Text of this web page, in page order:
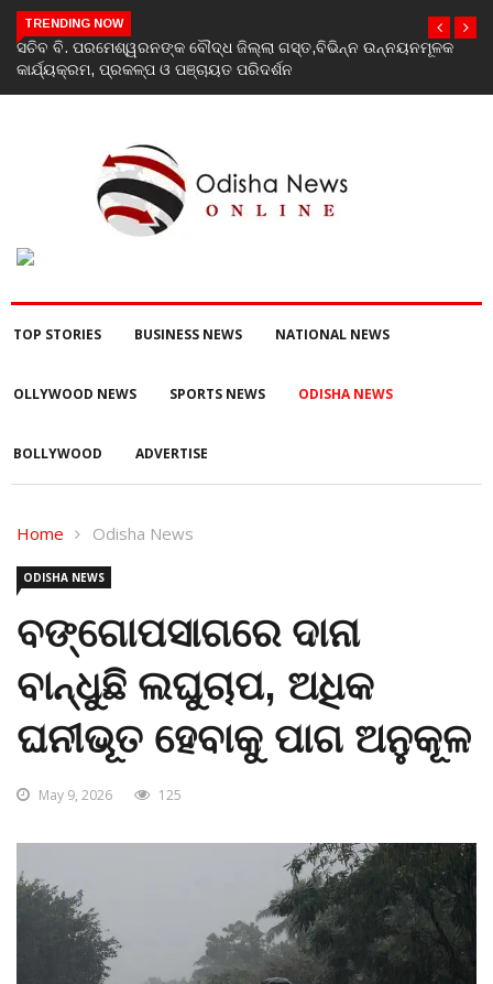
TRENDING NOW
India’s youth greatest strength, potential unmatched globally:
Rahul Gandhi at ‘Chhatron Ki Goonj’ event
TOP STORIES BUSINESS NEWS NATIONAL NEWS
OLLYWOOD NEWS SPORTS NEWS ODISHA NEWS
BOLLYWOOD ADVERTISE
Home Odisha News
ODISHA NEWS
ବଙ୍ଗୋପସାଗରେ ଦାନା
ବାନ୍ଧୁଛି ଲଘୁଚାପ, ଅଧିକ
ଘନୀଭୂତ ହେବାକୁ ପାଗ ଅନୁକୂଳ
May 9, 2026 125